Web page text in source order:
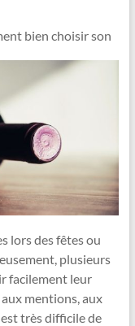
bien choisir son
lors des fêtes ou
plusieurs
facilement leur
mentions, aux
très difficile de